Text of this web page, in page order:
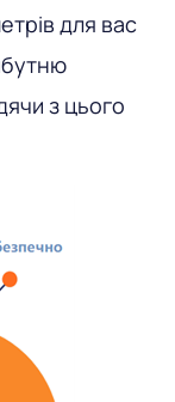
для вас
з цього